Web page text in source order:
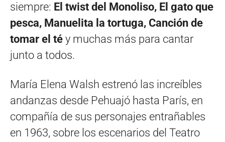
siempre: El twist del Monoliso, El gato que
pesca, Manuelita la tortuga, Canción de
tomar el té y muchas más para cantar
junto a todos.
María Elena Walsh estrenó las increíbles
andanzas desde Pehuajó hasta París, en
compañía de sus personajes entrañables
en 1963, sobre los escenarios del Teatro